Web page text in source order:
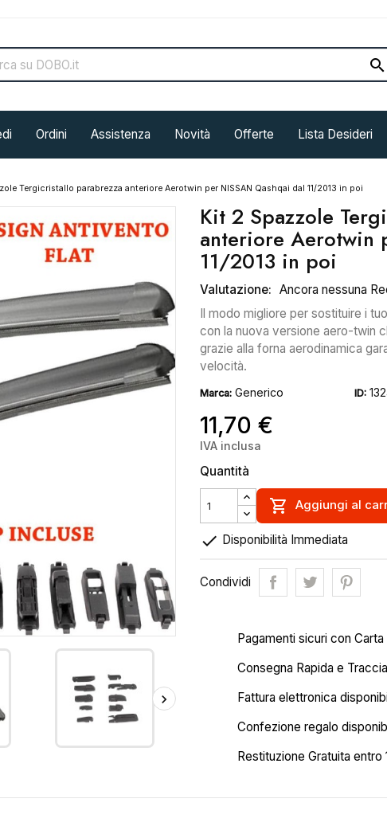

Ordini Assistenza Novità Offerte Lista Desideri
Tergicristallo parabrezza anteriore Aerotwin per NISSAN Qashqai dal 11/2013 in poi
Kit 2 Spazzole
anteriore Aerotwin
11/2013 in poi
Valutazione: Ancora nessuna
Il modo migliore per sostituire i
con la nuova versione aero-twin
grazie alla forna aerodinamica
velocità.
Marca: Generico ID:
11,70 €
IVA inclusa
Quantità
 Aggiungi al
 Disponibilità Immediata
Condividi
Pagamenti sicuri con
Consegna Rapida e
Fattura elettronica
Confezione regalo
Restituzione Gratuita entro